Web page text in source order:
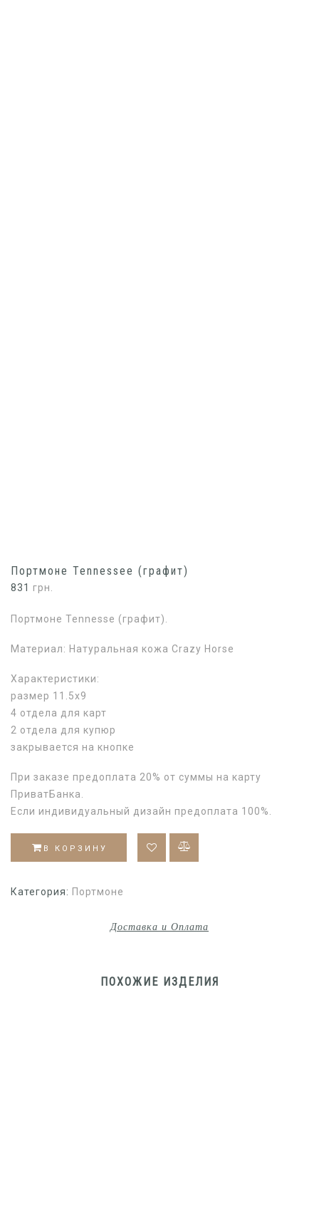
Портмоне Tennessee (графит)
831 грн.
Портмоне Tennesse (графит).
Материал: Натуральная кожа Crazy Horse
Характеристики:
размер 11.5х9
4 отдела для карт
2 отдела для купюр
закрывается на кнопке
При заказе предоплата 20% от суммы на карту
ПриватБанка.
Если индивидуальный дизайн предоплата 100%.
В КОРЗИНУ
Категория: Портмоне
Доставка и Оплата
ПОХОЖИЕ ИЗДЕЛИЯ